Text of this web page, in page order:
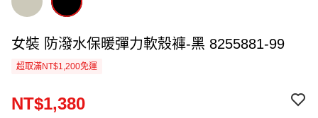
女裝 防潑水保暖彈力軟殼褲-黑 8255881-99
超取滿NT$1,200免運
NT$1,380